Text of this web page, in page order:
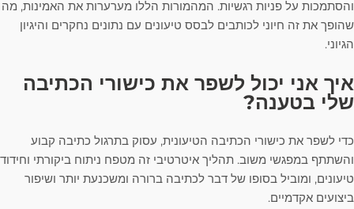
והסתמכות על פניות רגשיות. המהמורות הללו מערערות את האמינות, מה
שהופך את זה חיוני לכותבים לבסס טיעונים עם נתונים נחקרים והיגיון
הגיוני.
איך אני יכול לשפר את כישורי הכתיבה
שלי בטענה?
כדי לשפר את כישורי הכתיבה הטיעונית, עסוק בתרגול כתיבה קבוע
והשתתף במפגשי משוב. תהליך איטרטיבי זה מטפח ניתוח ביקורתי וחידוד
טיעונים, ומוביל בסופו של דבר לכתיבה ברורה ומשכנעת יותר ושיפור
ביצועים אקדמיים.